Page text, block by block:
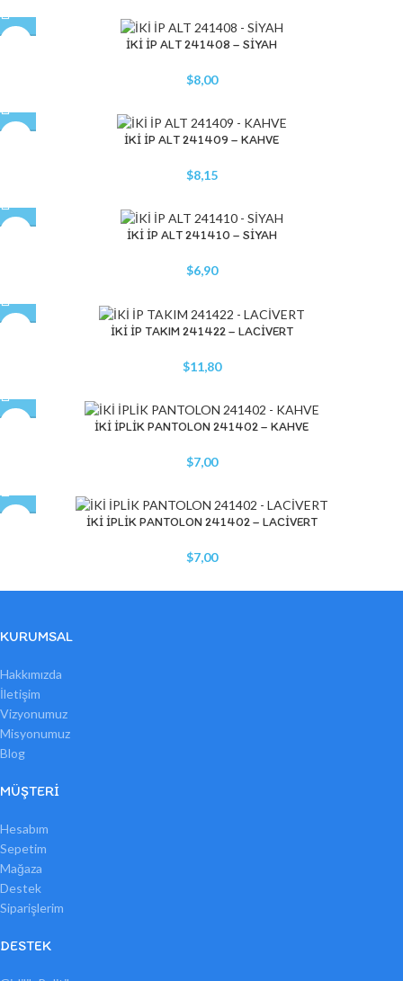
İKİ İP ALT 241408 – SİYAH
$8,00
İKİ İP ALT 241409 – KAHVE
$8,15
İKİ İP ALT 241410 – SİYAH
$6,90
İKİ İP TAKIM 241422 – LACİVERT
$11,80
İKİ İPLİK PANTOLON 241402 – KAHVE
$7,00
İKİ İPLİK PANTOLON 241402 – LACİVERT
$7,00
KURUMSAL
Hakkımızda
İletişim
Vizyonumuz
Misyonumuz
Blog
MÜŞTERI
Hesabım
Sepetim
Mağaza
Destek
Siparişlerim
DESTEK